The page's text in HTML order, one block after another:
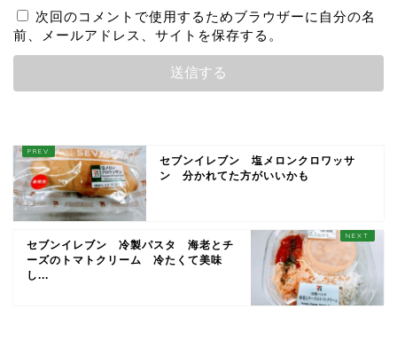
次回のコメントで使用するためブラウザーに自分の名
前、メールアドレス、サイトを保存する。
セブンイレブン 塩メロンクロワッサ
ン 分かれてた方がいいかも
セブンイレブン 冷製パスタ 海老とチ
ーズのトマトクリーム 冷たくて美味
し...